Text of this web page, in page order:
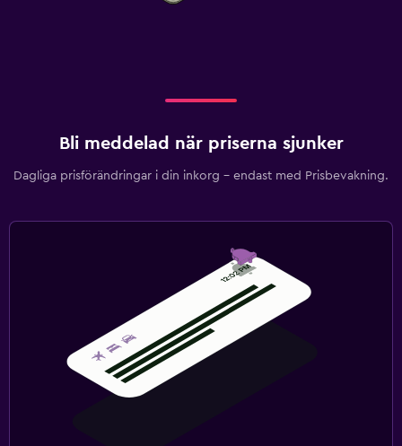
Bli meddelad när priserna sjunker
Dagliga prisförändringar i din inkorg – endast med Prisbevakning.